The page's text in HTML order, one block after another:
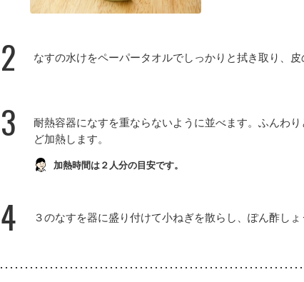
2 なすの水けをペーパータオルでしっかりと拭き取り、
3
耐熱容器になすを重ならないように並べます。ふんわ
ど加熱します。
加熱時間は２人分の目安です。
4 ３のなすを器に盛り付けて小ねぎを散らし、ぽん酢しょ